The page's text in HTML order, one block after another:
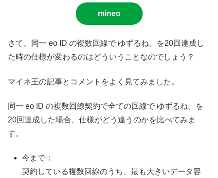
mineo
さて、同一 eo ID の複数回線で ゆずるね。を20回達成し
た時の仕様が変わるのはどういうことなのでしょう？
マイネ王の記事とコメントをよく見てみました。
同一 eo ID の複数回線契約で全ての回線で ゆずるね。を
20回達成した場合、仕様がどう違うのかを比べてみま
す。
今まで：
契約している複数回線のうち、最も大きいデータ容